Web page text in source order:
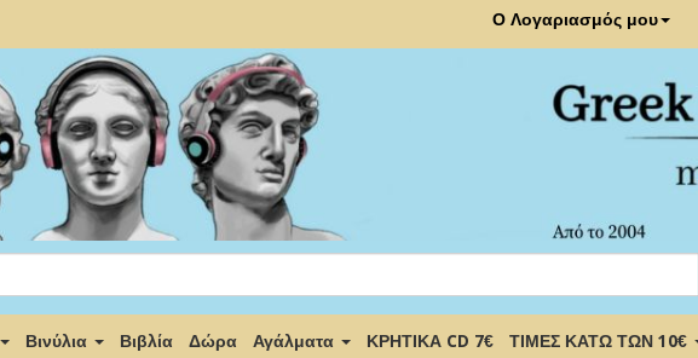
Ο Λογαριασμός μου
Βινύλια Βιβλία Δώρα Αγάλματα ΚΡΗΤΙΚΑ CD 7€ ΤΙΜΕΣ ΚΑΤΩ ΤΩΝ 10€